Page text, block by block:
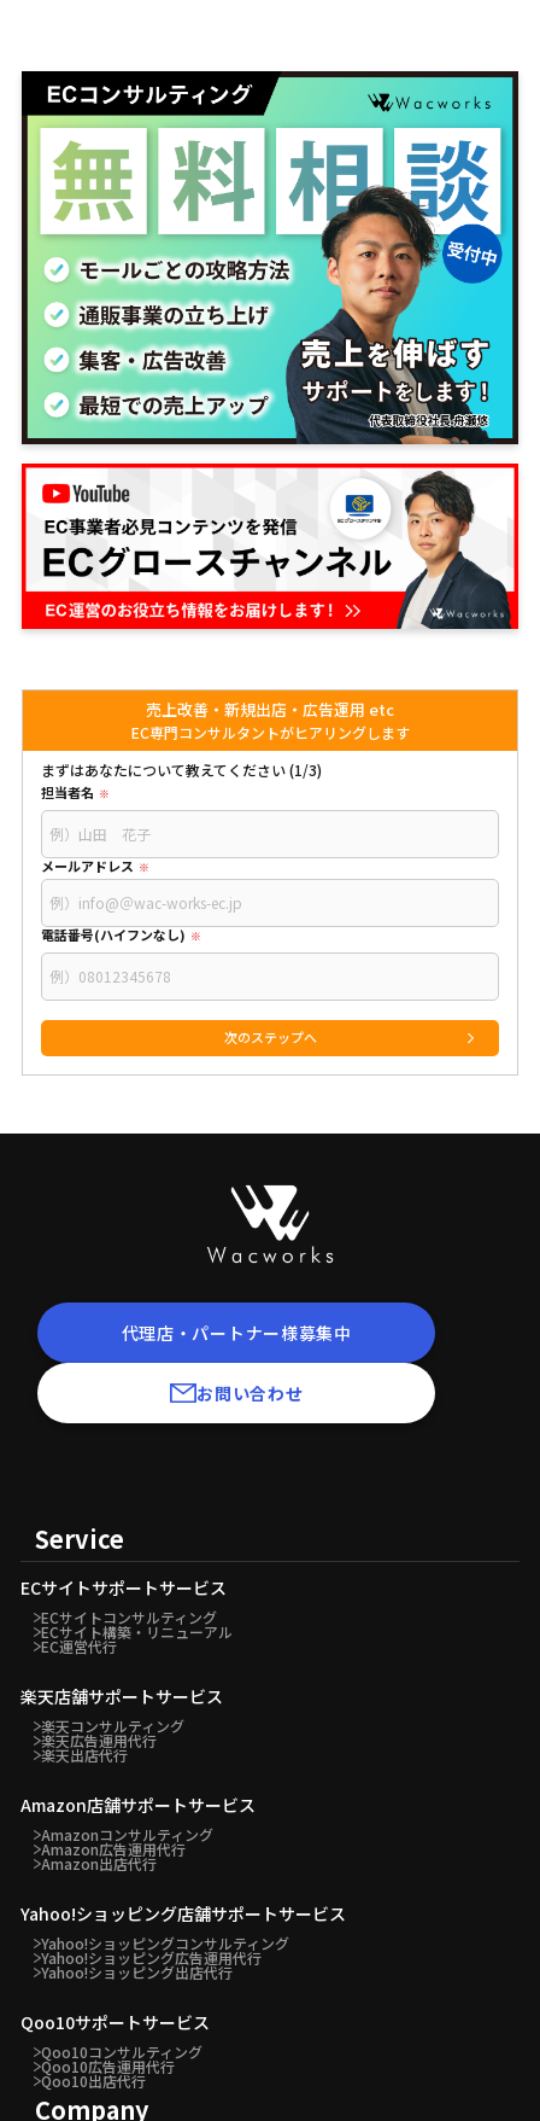
売上改善・新規出店・広告運用 etc
EC専門コンサルタントがヒアリングします
まずはあなたについて教えてください (1/3)
担当者名
メールアドレス
電話番号(ハイフンなし)
代理店・パートナー様募集中
お問い合わせ
Service
ECサイトサポートサービス
ECサイトコンサルティング
ECサイト構築・リニューアル
EC運営代行
楽天店舗サポートサービス
楽天コンサルティング
楽天広告運用代行
楽天出店代行
Amazon店舗サポートサービス
Amazonコンサルティング
Amazon広告運用代行
Amazon出店代行
Yahoo!ショッピング店舗サポートサービス
Yahoo!ショッピングコンサルティング
Yahoo!ショッピング広告運用代行
Yahoo!ショッピング出店代行
Qoo10サポートサービス
Qoo10コンサルティング
Qoo10広告運用代行
Qoo10出店代行
Company